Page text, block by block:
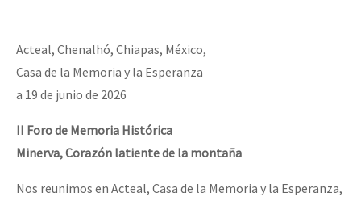
Acteal, Chenalhó, Chiapas, México,
Casa de la Memoria y la Esperanza
a 19 de junio de 2026
II Foro de Memoria Histórica
Minerva, Corazón latiente de la montaña
Nos reunimos en Acteal, Casa de la Memoria y la Esperanza,